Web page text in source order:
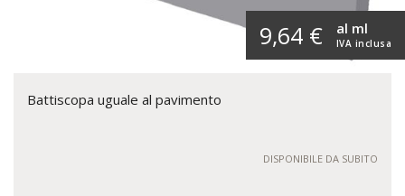
9,64 € IVA inclusa
al ml
Battiscopa uguale al pavimento
DISPONIBILE DA SUBITO